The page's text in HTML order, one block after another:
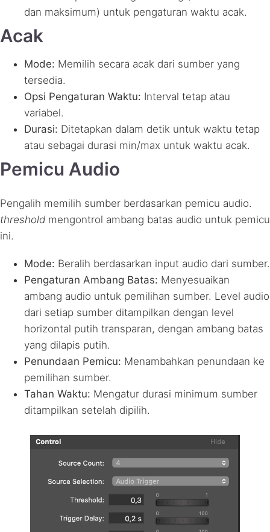
dan maksimum) untuk pengaturan waktu acak.
Acak
Mode: Memilih secara acak dari sumber yang
tersedia.
Opsi Pengaturan Waktu: Interval tetap atau
variabel.
Durasi: Ditetapkan dalam detik untuk waktu tetap
atau sebagai durasi min/max untuk waktu acak.
Pemicu Audio
Pengalih memilih sumber berdasarkan pemicu audio.
threshold mengontrol ambang batas audio untuk pemicu
ini.
Mode: Beralih berdasarkan input audio dari sumber.
Pengaturan Ambang Batas: Menyesuaikan
ambang audio untuk pemilihan sumber. Level audio
dari setiap sumber ditampilkan dengan level
horizontal putih transparan, dengan ambang batas
yang dilapis putih.
Penundaan Pemicu: Menambahkan penundaan ke
pemilihan sumber.
Tahan Waktu: Mengatur durasi minimum sumber
ditampilkan setelah dipilih.